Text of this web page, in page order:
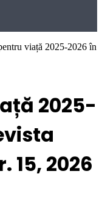
viață 2025-2026 în
2025-
15, 2026